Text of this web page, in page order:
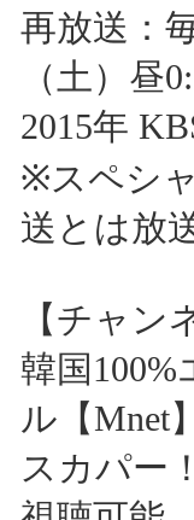
再放送：
（土）昼
2015年
※スペシ
送とは放
【チャン
韓国
ル【Mnet
スカパー